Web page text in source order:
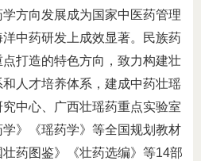
方向发展成为国家中医药管理
中药研发上成效显著。民族药
打造的特色方向，致力构建壮
人才培养体系，建成中药壮瑶
中心、广西壮瑶药重点实验室
》《瑶药学》等全国规划教材
药图鉴》《壮药选编》等14部